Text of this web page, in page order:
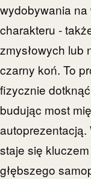
wydobywania
charakteru -
zmysłowych lub
czarny koń. To
fizycznie
budując most
staje się
głębszego